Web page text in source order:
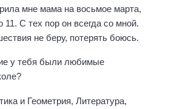
мне мама на восьмое марта,
11. С тех пор он всегда со мной.
не беру, потерять боюсь.
у тебя были любимые
и Геометрия, Литература,